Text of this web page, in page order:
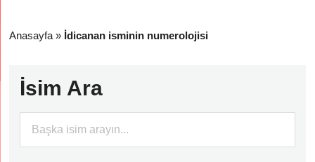
Anasayfa » İdicanan isminin numerolojisi
İsim Ara